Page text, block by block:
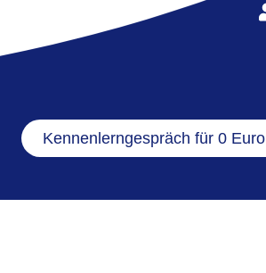
Kennenlerngespräch für 0 Euro